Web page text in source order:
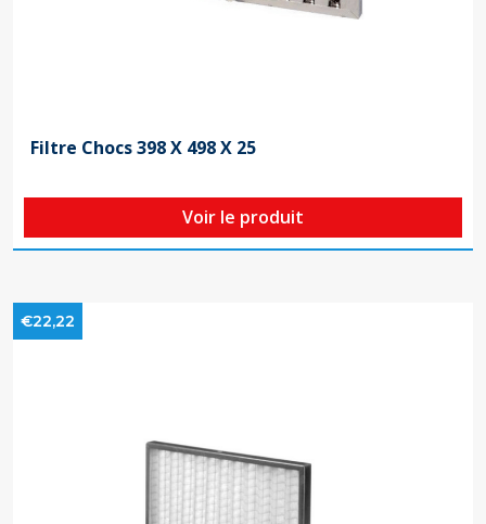
Filtre Chocs 398 X 498 X 25
Voir le produit
€22,22